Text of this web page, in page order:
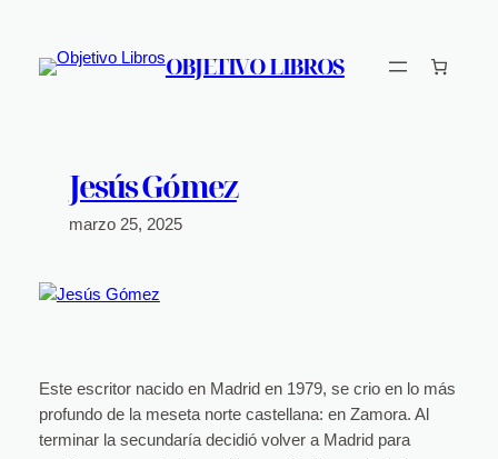
contenido
OBJETIVO LIBROS
Jesús Gómez
marzo 25, 2025
Este escritor nacido en Madrid en 1979, se crio en lo más
profundo de la meseta norte castellana: en Zamora. Al
terminar la secundaría decidió volver a Madrid para